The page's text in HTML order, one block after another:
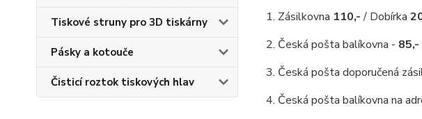
Tiskové struny pro 3D tiskárny
Pásky a kotouče
Čisticí roztok tiskových hlav
1. Zásilkovna 110,-/ Dobírka
2. Česká pošta balíkovna - 85,-
3. Česká pošta doporučená
4. Česká pošta balíkovna na